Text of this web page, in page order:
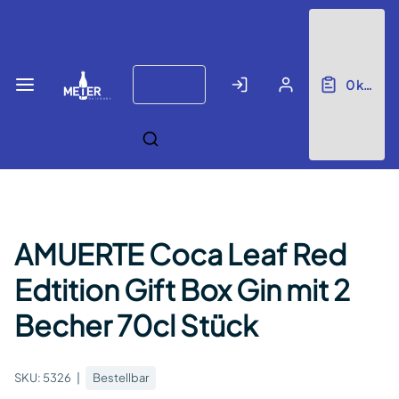
Keyboard
arrow
filters,
and
datagrids.
0keine
AMUERTE Coca Leaf Red
Edtition Gift Box Gin mit 2
Becher 70cl Stück
SKU: 5326 Bestellbar